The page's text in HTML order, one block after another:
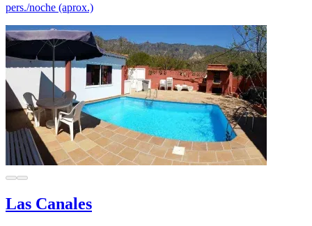
pers./noche (aprox.)
Las Canales